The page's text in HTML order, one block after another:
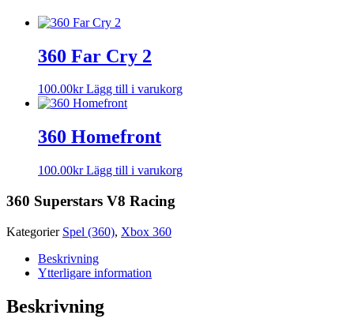
360 Far Cry 2
100.00kr Lägg till i varukorg
360 Homefront
100.00kr Lägg till i varukorg
360 Superstars V8 Racing
Kategorier Spel (360), Xbox 360
Beskrivning
Ytterligare information
Beskrivning